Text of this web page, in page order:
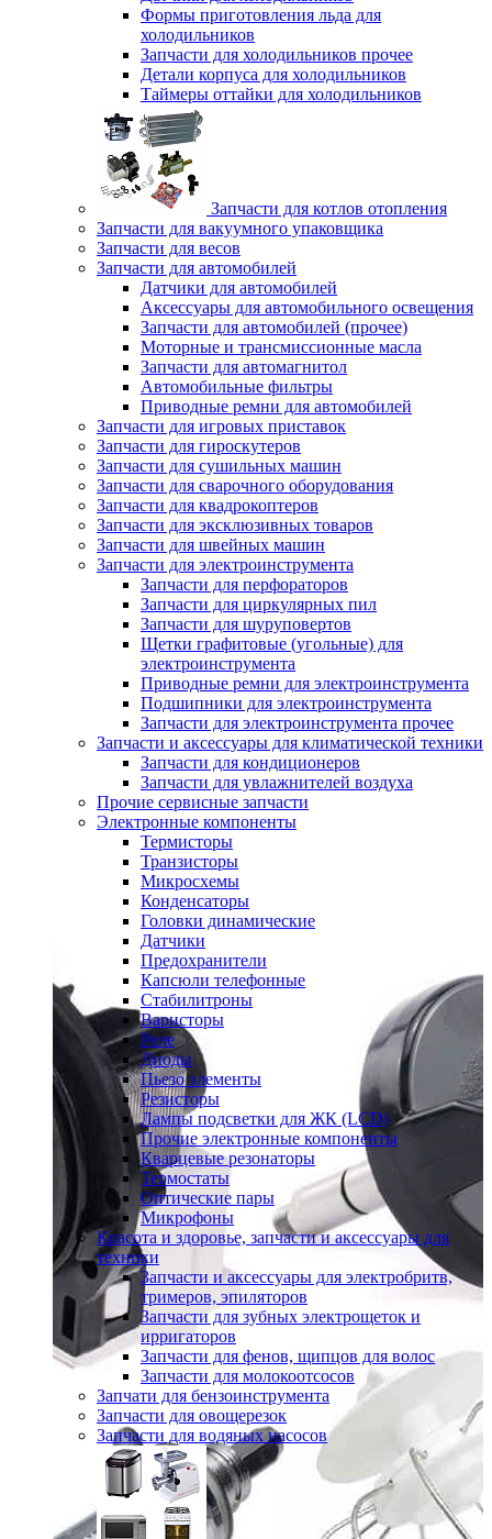
Формы приготовления льда для
холодильников
Запчасти для холодильников прочее
Детали корпуса для холодильников
Таймеры оттайки для холодильников
Запчасти для котлов отопления
Запчасти для вакуумного упаковщика
Запчасти для весов
Запчасти для автомобилей
Датчики для автомобилей
Аксессуары для автомобильного освещения
Запчасти для автомобилей (прочее)
Моторные и трансмиссионные масла
Запчасти для автомагнитол
Автомобильные фильтры
Приводные ремни для автомобилей
Запчасти для игровых приставок
Запчасти для гироскутеров
Запчасти для сушильных машин
Запчасти для сварочного оборудования
Запчасти для квадрокоптеров
Запчасти для эксклюзивных товаров
Запчасти для швейных машин
Запчасти для электроинструмента
Запчасти для перфораторов
Запчасти для циркулярных пил
Запчасти для шуруповертов
Щетки графитовые (угольные) для
электроинструмента
Приводные ремни для электроинструмента
Подшипники для электроинструмента
Запчасти для электроинструмента прочее
Запчасти и аксессуары для климатической техники
Запчасти для кондиционеров
Запчасти для увлажнителей воздуха
Прочие сервисные запчасти
Электронные компоненты
Термисторы
Транзисторы
Микросхемы
Конденсаторы
Головки динамические
Датчики
Предохранители
Капсюли телефонные
Стабилитроны
Варисторы
Реле
Диоды
Пьезо элементы
Резисторы
Лампы подсветки для ЖК (LCD)
Прочие электронные компоненты
Кварцевые резонаторы
Термостаты
Оптические пары
Микрофоны
Красота и здоровье, запчасти и аксессуары для
техники
Запчасти и аксессуары для электробритв,
тримеров, эпиляторов
Запчасти для зубных электрощеток и
ирригаторов
Запчасти для фенов, щипцов для волос
Запчасти для молокоотсосов
Запчати для бензоинструмента
Запчасти для овощерезок
Запчасти для водяных насосов